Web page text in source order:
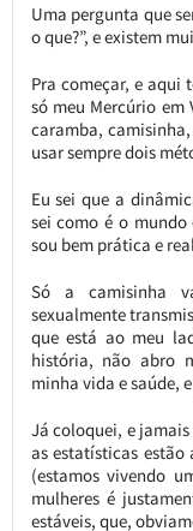
Uma pergunta que
o que?”, e existem
Pra começar, e aqui
só meu Mercúrio
caramba,
usar sempre dois
Eu sei que a
sei como é o mundo
sou bem prática e
Só a camisinha
sexualmente
que está ao meu
história, não abro
minha vida e saúde,
Já coloquei, e
as estatísticas
(estamos vivendo
mulheres é
estáveis, que,